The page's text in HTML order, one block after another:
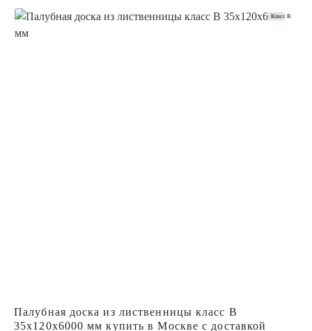
Класс B
Палубная доска из лиственницы класс В
35x120x6000 мм купить в Москве с доставкой